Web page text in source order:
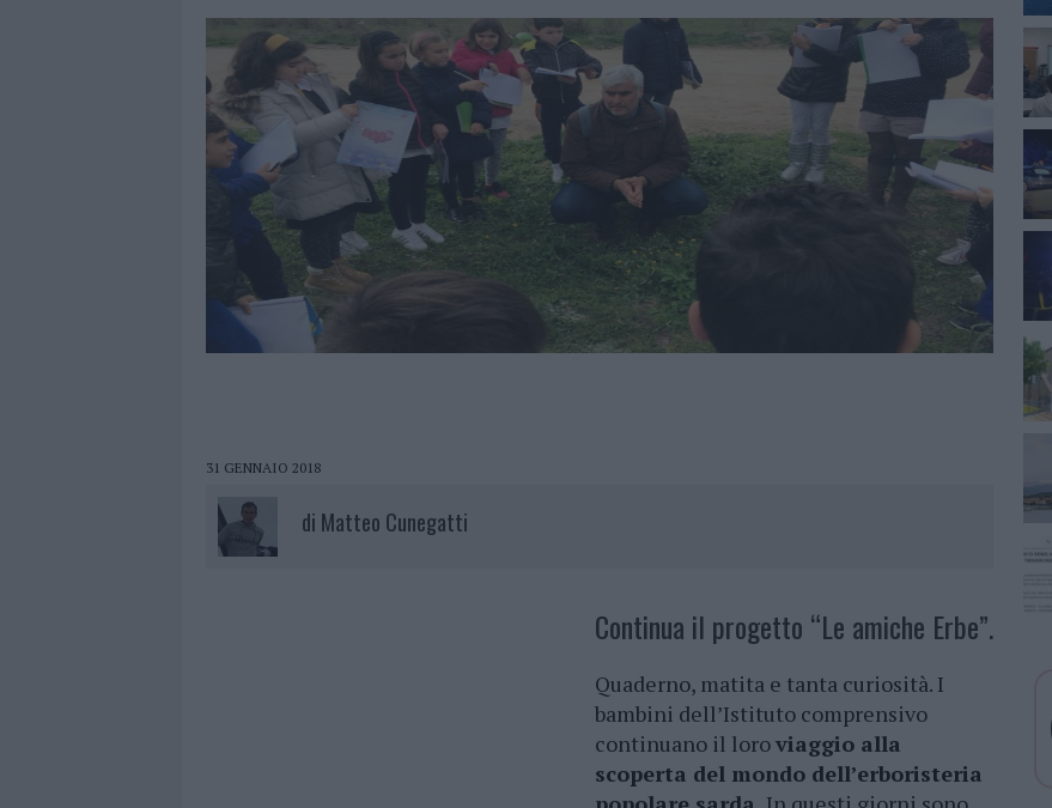
31 GENNAIO 2018
di Matteo Cunegatti
Continua il progetto “Le amiche Erbe”.
Quaderno, matita e tanta curiosità. I
bambini dell’Istituto comprensivo
continuano il loroviaggio alla
scoperta del mondo dell’erboristeria